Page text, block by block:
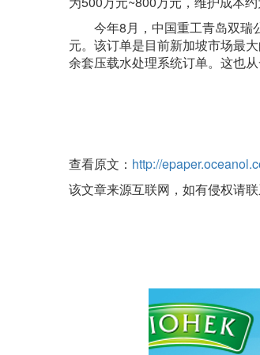
今年8月，中国重工青岛双瑞
元。该订单是目前新加坡市场最
余套压载水处理系统订单。这也
查看原文： http://
该文章来源互联网，如有侵权请